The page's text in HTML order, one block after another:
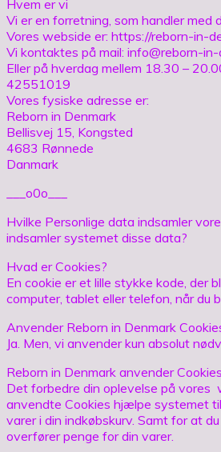
Hvem er vi
Vi er en forretning, som handler med
Vores webside er: https://reborn-in-
Vi kontaktes på mail: info@reborn-in-
Eller på hverdag mellem 18.30 –
42551019
Vores fysiske adresse er:
Reborn in Denmark
Bellisvej 15, Kongsted
4683 Rønnede
Danmark
___o0o___
Hvilke Personlige data indsamler
indsamler systemet disse data?
Hvad er Cookies?
En cookie er et lille stykke kode, der
computer, tablet eller telefon, når du
Anvender Reborn in Denmark
Ja. Men, vi anvender kun absolut
Reborn in Denmark anvender
Det forbedre din oplevelse på vores
anvendte Cookies hjælpe systemet
varer i din indkøbskurv. Samt for at
overfører penge for din varer.